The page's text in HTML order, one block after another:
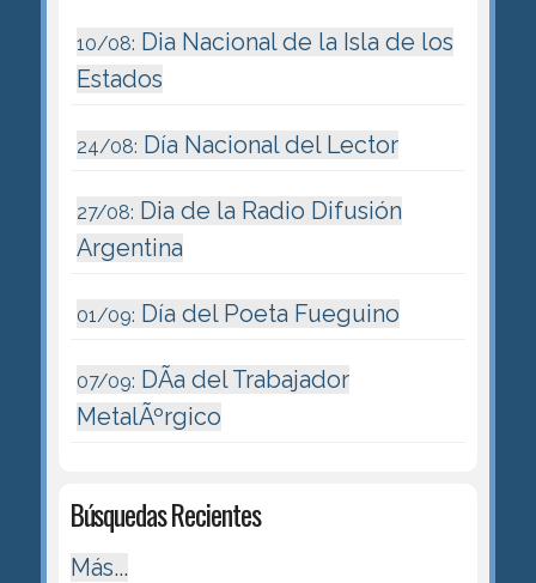
10/08: Dia Nacional de la Isla de los
Estados
24/08: Día Nacional del Lector
27/08: Dia de la Radio Difusión
Argentina
01/09: Día del Poeta Fueguino
07/09: DÃ­a del Trabajador
MetalÃºrgico
Búsquedas Recientes
Más...